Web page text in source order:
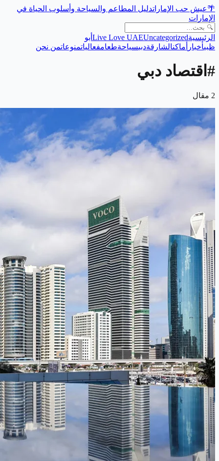
🌴عيش حب الإماراتدليل المطاعم والسياحة وأسلوب الحياة في
الإمارات
الرئيسية Live Love UAEUncategorized
أبو
ظبيأخبار أماكنالشارقةدبيسياحةطعامفعالياتمنوعاتمن نحن
# اقتصاد دبي
2 مقال